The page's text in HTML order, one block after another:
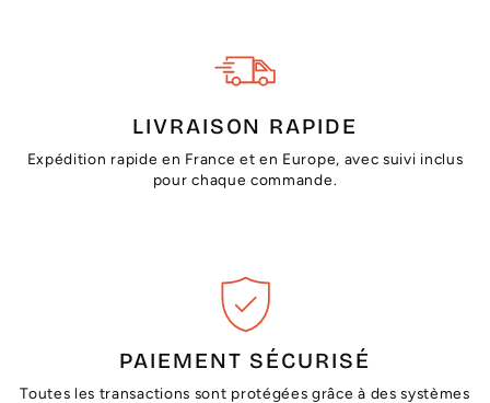
LIVRAISON RAPIDE
Expédition rapide en France et en Europe, avec suivi inclus
pour chaque commande.
PAIEMENT SÉCURISÉ
Toutes les transactions sont protégées grâce à des systèmes